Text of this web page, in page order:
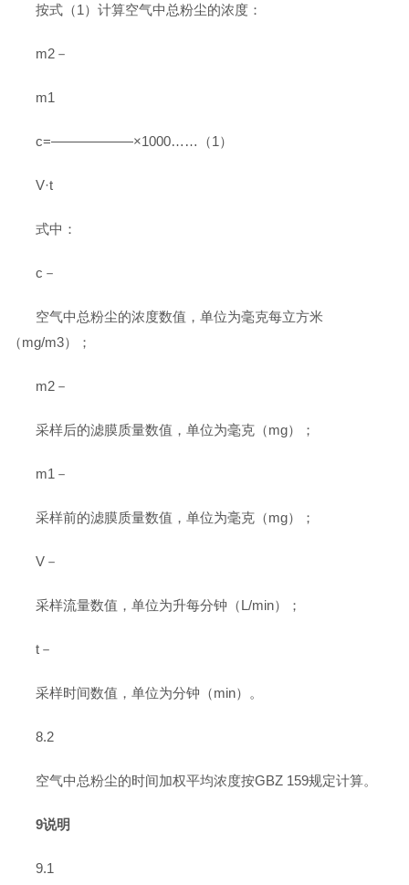
按式（1）计算空气中总粉尘的浓度：
m2－
m1
c=——————×1000……（1）
V·t
式中：
c－
空气中总粉尘的浓度数值，单位为毫克每立方米
（mg/m3）；
m2－
采样后的滤膜质量数值，单位为毫克（mg）；
m1－
采样前的滤膜质量数值，单位为毫克（mg）；
V－
采样流量数值，单位为升每分钟（L/min）；
t－
采样时间数值，单位为分钟（min）。
8.2
空气中总粉尘的时间加权平均浓度按GBZ 159规定计算。
9说明
9.1